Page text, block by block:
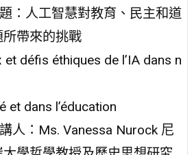
：人工智慧對教育、民主和道
所帶來的挑戰
et défis éthiques de l’IA dans n
et dans l’éducation
人：Ms. Vanessa Nurock 尼